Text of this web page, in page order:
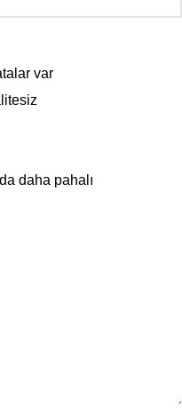
var
daha pahalı